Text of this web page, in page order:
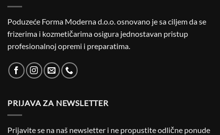
Poduzeće Forma Moderna d.o.o. osnovano je sa ciljem da se
frizerima i kozmetičarima osigura jednostavan pristup
profesionalnoj opremi i preparatima.
PRIJAVA ZA NEWSLETTER
Prijavite se na naš newsletter i ne propustite odlične ponude